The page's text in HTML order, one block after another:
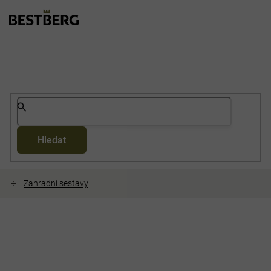
Hledat
Zahradní sestavy